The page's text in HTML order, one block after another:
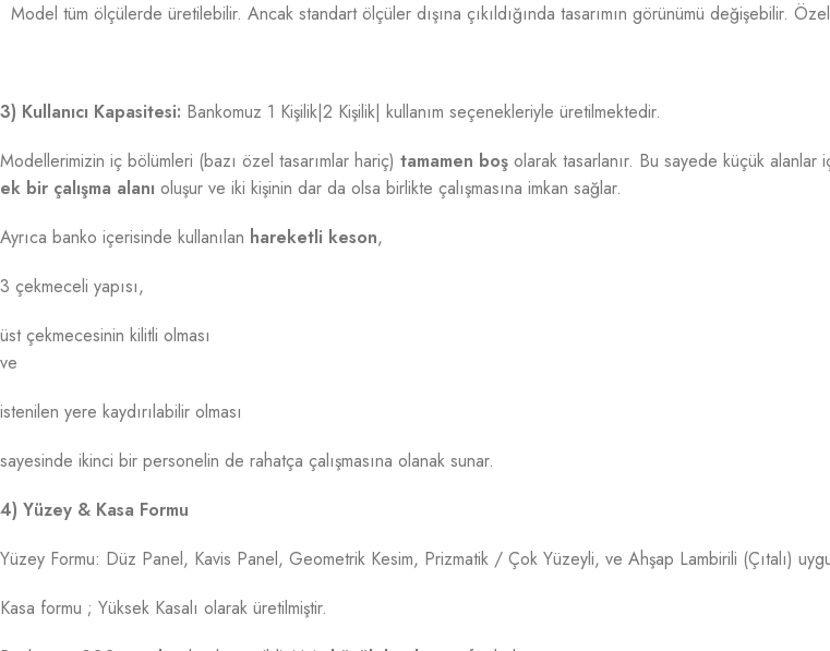
Model tüm ölçülerde üretilebilir. Ancak standart ölçüler dışına çıkıldığında tasarımın görünümü değişebilir.
3) Kullanıcı Kapasitesi: Bankomuz 1 Kişilik|2 Kişilik| kullanım seçenekleriyle üretilmektedir.
Modellerimizin iç bölümleri (bazı özel tasarımlar hariç) tamamen boş olarak tasarlanır. Bu sayede küçük alanlar
ek bir çalışma alanı oluşur ve iki kişinin dar da olsa birlikte çalışmasına imkan sağlar.
Ayrıca banko içerisinde kullanılan hareketli keson,
3 çekmeceli yapısı,
üst çekmecesinin kilitli olması
ve
istenilen yere kaydırılabilir olması
sayesinde ikinci bir personelin de rahatça çalışmasına olanak sunar.
4) Yüzey & Kasa Formu
Yüzey Formu: Düz Panel, Kavis Panel, Geometrik Kesim, Prizmatik / Çok Yüzeyli, ve Ahşap Lambirili (Çıtalı)
Kasa formu ; Yüksek Kasalı olarak üretilmiştir.